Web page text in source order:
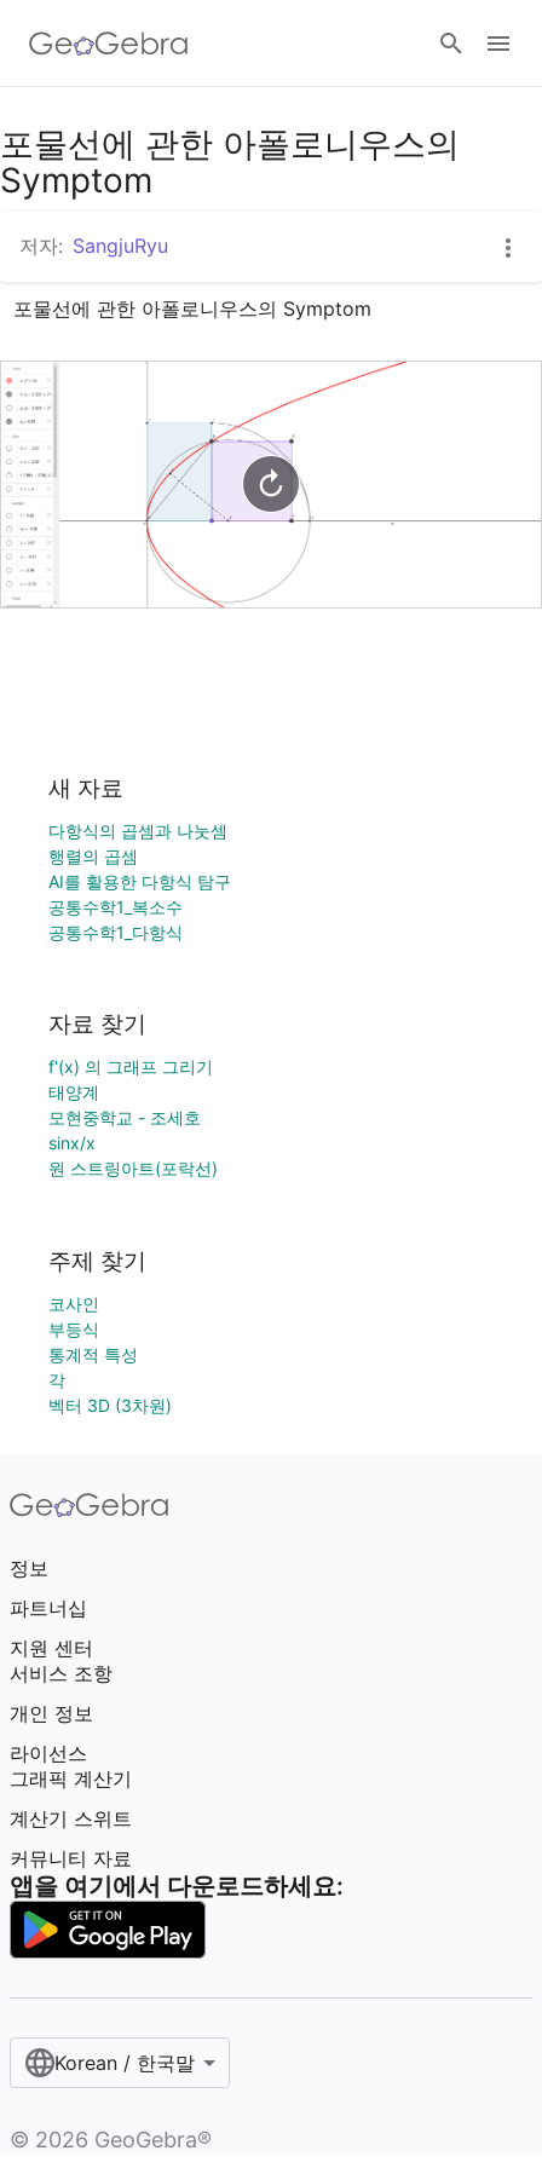
구글 클래스룸
로그인
포물선에 관한 아폴로니우스의
Symptom
저자: SangjuRyu
포물선에 관한 아폴로니우스의 Symptom
새 자료
다항식의 곱셈과 나눗셈
행렬의 곱셈
AI를 활용한 다항식 탐구
공통수학1_복소수
공통수학1_다항식
자료 찾기
f'(x) 의 그래프 그리기
태양계
모현중학교 - 조세호
sinx/x
원 스트링아트(포락선)
주제 찾기
코사인
부등식
통계적 특성
각
벡터 3D (3차원)
정보
파트너십
지원 센터
서비스 조항
개인 정보
라이선스
그래픽 계산기
계산기 스위트
커뮤니티 자료
앱을 여기에서 다운로드하세요:
Korean / 한국말‎
© 2026 GeoGebra®